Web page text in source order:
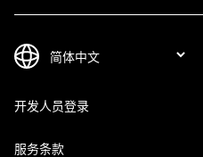
开发人员登录
服务条款